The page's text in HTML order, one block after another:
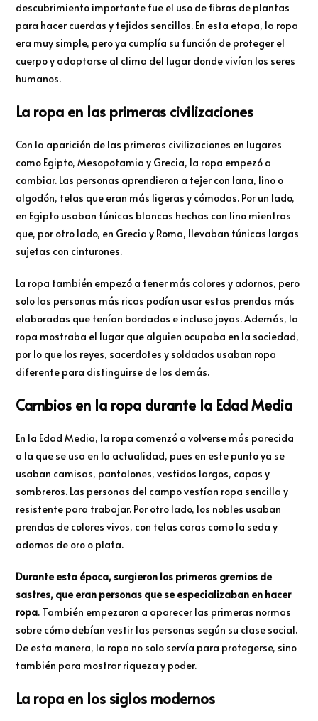
descubrimiento importante fue el uso de fibras de plantas
para hacer cuerdas y tejidos sencillos. En esta etapa, la ropa
era muy simple, pero ya cumplía su función de proteger el
cuerpo y adaptarse al clima del lugar donde vivían los seres
humanos.
La ropa en las primeras civilizaciones
Con la aparición de las primeras civilizaciones en lugares
como Egipto, Mesopotamia y Grecia, la ropa empezó a
cambiar. Las personas aprendieron a tejer con lana, lino o
algodón, telas que eran más ligeras y cómodas. Por un lado,
en Egipto usaban túnicas blancas hechas con lino mientras
que, por otro lado, en Grecia y Roma, llevaban túnicas largas
sujetas con cinturones.
La ropa también empezó a tener más colores y adornos, pero
solo las personas más ricas podían usar estas prendas más
elaboradas que tenían bordados e incluso joyas. Además, la
ropa mostraba el lugar que alguien ocupaba en la sociedad,
por lo que los reyes, sacerdotes y soldados usaban ropa
diferente para distinguirse de los demás.
Cambios en la ropa durante la Edad Media
En la Edad Media, la ropa comenzó a volverse más parecida
a la que se usa en la actualidad, pues en este punto ya se
usaban camisas, pantalones, vestidos largos, capas y
sombreros. Las personas del campo vestían ropa sencilla y
resistente para trabajar. Por otro lado, los nobles usaban
prendas de colores vivos, con telas caras como la seda y
adornos de oro o plata.
Durante esta época, surgieron los primeros gremios de
sastres, que eran personas que se especializaban en hacer
ropa. También empezaron a aparecer las primeras normas
sobre cómo debían vestir las personas según su clase social.
De esta manera, la ropa no solo servía para protegerse, sino
también para mostrar riqueza y poder.
La ropa en los siglos modernos